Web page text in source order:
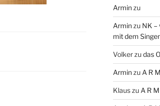
Arminzu
Arminzu NK –
mit dem
Volkerzu das
Arminzu A R
Klauszu A R